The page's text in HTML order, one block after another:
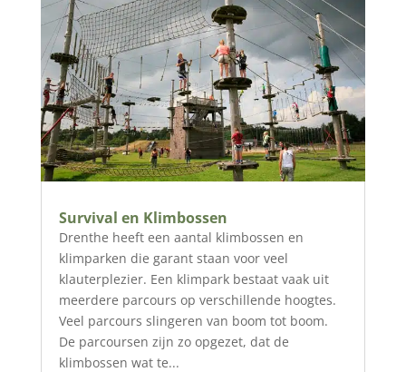
Survival en Klimbossen
Drenthe heeft een aantal klimbossen en
klimparken die garant staan voor veel
klauterplezier. Een klimpark bestaat vaak uit
meerdere parcours op verschillende hoogtes.
Veel parcours slingeren van boom tot boom.
De parcoursen zijn zo opgezet, dat de
klimbossen wat te...